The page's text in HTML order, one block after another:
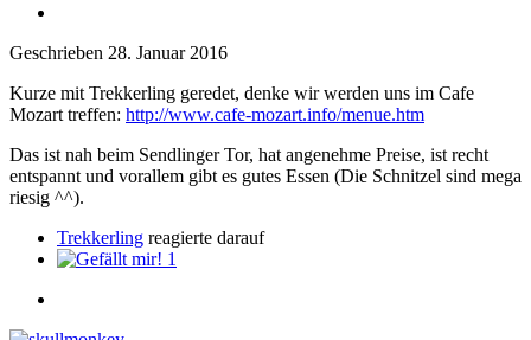
Geschrieben 28. Januar 2016
Kurze mit Trekkerling geredet, denke wir werden uns im Cafe
Mozart treffen: http://www.cafe-mozart.info/menue.htm
Das ist nah beim Sendlinger Tor, hat angenehme Preise, ist recht
entspannt und vorallem gibt es gutes Essen (Die Schnitzel sind mega
riesig ^^).
Trekkerling reagierte darauf
1